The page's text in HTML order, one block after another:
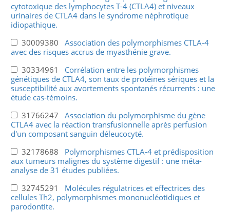
cytotoxique des lymphocytes T-4 (CTLA4) et niveaux
urinaires de CTLA4 dans le syndrome néphrotique
idiopathique.
30009380 Association des polymorphismes CTLA-4
avec des risques accrus de myasthénie grave.
30334961 Corrélation entre les polymorphismes
génétiques de CTLA4, son taux de protéines sériques et la
susceptibilité aux avortements spontanés récurrents : une
étude cas-témoins.
31766247 Association du polymorphisme du gène
CTLA4 avec la réaction transfusionnelle après perfusion
d'un composant sanguin déleucocyté.
32178688 Polymorphismes CTLA-4 et prédisposition
aux tumeurs malignes du système digestif : une méta-
analyse de 31 études publiées.
32745291 Molécules régulatrices et effectrices des
cellules Th2, polymorphismes mononucléotidiques et
parodontite.